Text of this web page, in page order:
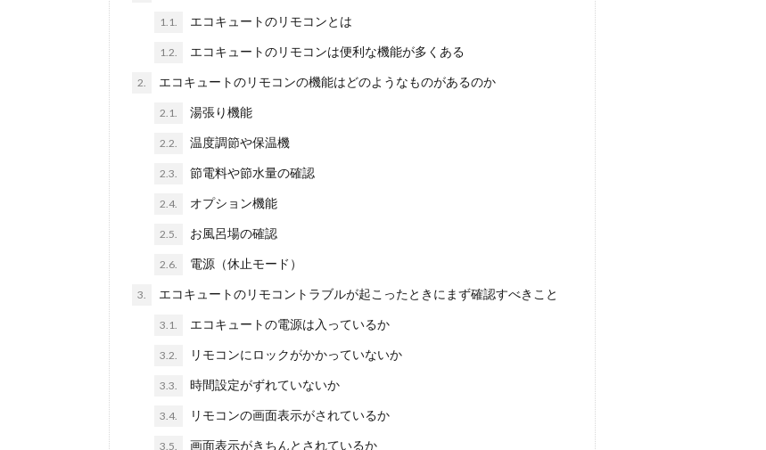
1.1. エコキュートのリモコンとは
1.2. エコキュートのリモコンは便利な機能が多くある
2. エコキュートのリモコンの機能はどのようなものがあるのか
2.1. 湯張り機能
2.2. 温度調節や保温機
2.3. 節電料や節水量の確認
2.4. オプション機能
2.5. お風呂場の確認
2.6. 電源（休止モード）
3. エコキュートのリモコントラブルが起こったときにまず確認すべきこと
3.1. エコキュートの電源は入っているか
3.2. リモコンにロックがかかっていないか
3.3. 時間設定がずれていないか
3.4. リモコンの画面表示がされているか
3.5. 画面表示がきちんとされているか